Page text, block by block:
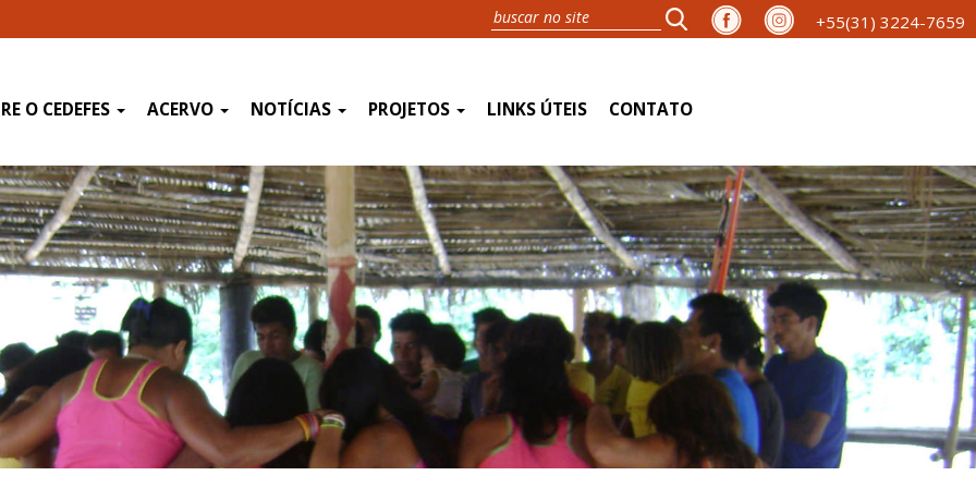
+55(31) 3224-7659
O CEDEFES ACERVO NOTÍCIAS PROJETOS LINKS ÚTEIS CONTATO